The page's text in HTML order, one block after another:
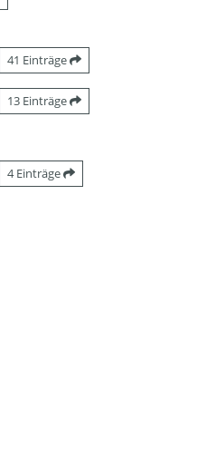
41 Einträge
13 Einträge
4 Einträge